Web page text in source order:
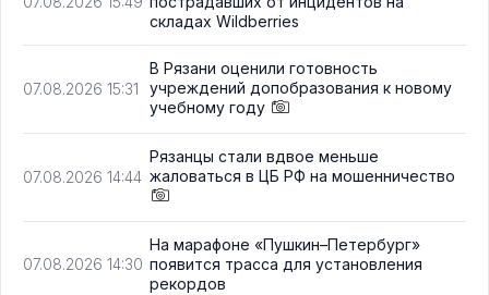
складах Wildberries
07.08.2026 15:31
В Рязани оценили готовность
учреждений допобразования к новому
учебному году
07.08.2026 14:44
Рязанцы стали вдвое меньше
жаловаться в ЦБ РФ на мошенничество
07.08.2026 14:30
На марафоне «Пушкин–Петербург»
появится трасса для установления
рекордов